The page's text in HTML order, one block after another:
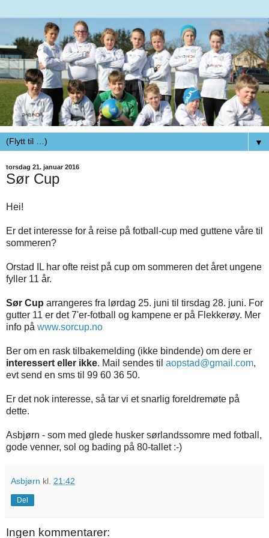
▼
torsdag 21. januar 2016
Sør Cup
Hei!
Er det interesse for å reise på fotball-cup med guttene våre til
sommeren?
Orstad IL har ofte reist på cup om sommeren det året ungene
fyller 11 år.
Sør Cup arrangeres fra lørdag 25. juni til tirsdag 28. juni. For
gutter 11 er det 7'er-fotball og kampene er på Flekkerøy. Mer
info på www.sorcup.no
Ber om en rask tilbakemelding (ikke bindende) om dere er
interessert eller ikke. Mail sendes til aopstad@gmail.com,
evt send en sms til 99 60 36 50.
Er det nok interesse, så tar vi et snarlig foreldremøte på
dette.
Asbjørn - som med glede husker sørlandssomre med fotball,
gode venner, sol og bading på 80-tallet :-)
Asbjørn kl. 21:42
Del
Ingen kommentarer: